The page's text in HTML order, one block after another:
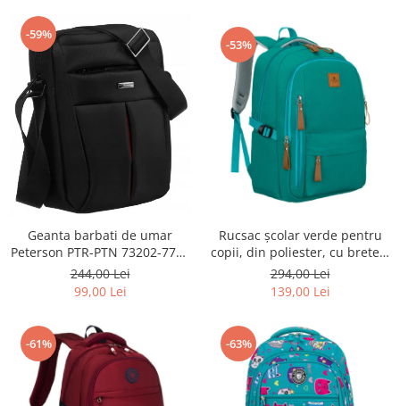
-59%
Geanta barbati de umar
Peterson PTR-PTN 73202-7738
BL
244,00 Lei
99,00 Lei
-53%
Rucsac școlar verde pentru
copii, din poliester, cu bretele
reglabile - Peterson PTR-PTN
BHX-01-9259 Gree
294,00 Lei
139,00 Lei
-61% -63%